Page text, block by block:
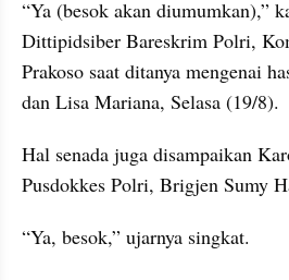
“Ya (besok akan diumumkan),”
Dittipidsiber Bareskrim Polri,
Prakoso saat ditanya mengenai
dan Lisa Mariana, Selasa (19/8).
Hal senada juga disampaikan
Pusdokkes Polri, Brigjen Sumy
“Ya, besok,” ujarnya singkat.